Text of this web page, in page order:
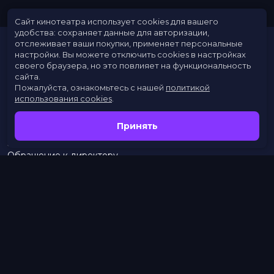
Расписание
Скоро в кино
Заведения
Обращение к директору
Сайт кинотеатра использует cookies для вашего
удобства: сохраняет данные для авторизации,
отслеживает ваши покупки, применяет персональные
настройки. Вы можете отключить cookies в настройках
своего браузера, но это повлияет на функциональность
сайта.
Пожалуйста, ознакомьтесь с нашей политикой
использования cookies
Принять